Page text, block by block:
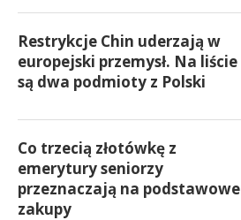
Restrykcje Chin uderzają w
europejski przemysł. Na liście
są dwa podmioty z Polski
Co trzecią złotówkę z
emerytury seniorzy
przeznaczają na podstawowe
zakupy